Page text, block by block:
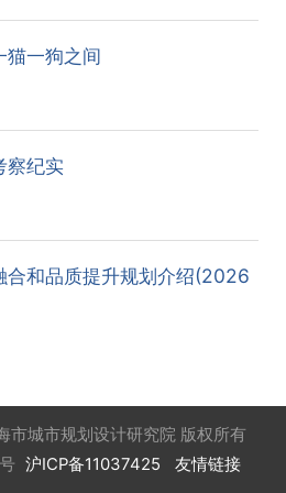
猫一狗之间
察纪实
合和品质提升规划介绍(2026
城市规划设计研究院 版权所有
沪ICP备11037425 友情链接